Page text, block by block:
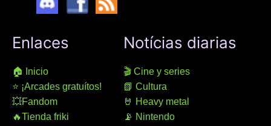
Enlaces
🏠 Inicio
⭐ ¡Arcades gratuítos!
💥Fandom
🔥Tienda friki
Notícias diarias
🎬 Cine y series
📗 Cultura
🤘 Heavy metal
📡 Nintendo